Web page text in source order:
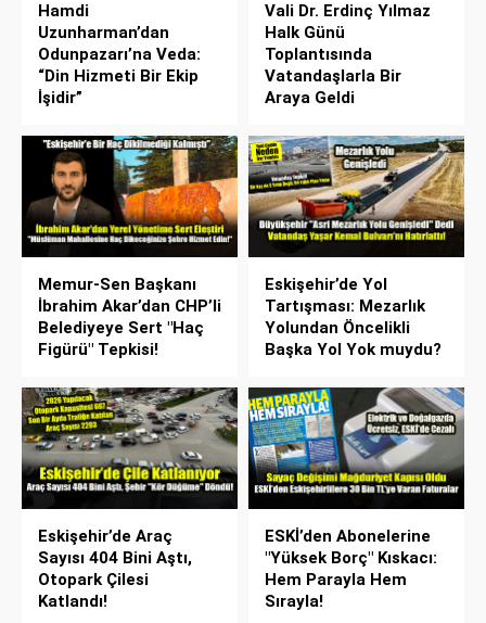
Hamdi
Uzunharman’dan
Odunpazarı’na Veda:
“Din Hizmeti Bir Ekip
İşidir”
Vali Dr. Erdinç Yılmaz
Halk Günü
Toplantısında
Vatandaşlarla Bir
Araya Geldi
Memur-Sen Başkanı
İbrahim Akar’dan CHP’li
Belediyeye Sert "Haç
Figürü" Tepkisi!
Eskişehir’de Yol
Tartışması: Mezarlık
Yolundan Öncelikli
Başka Yol Yok muydu?
Eskişehir’de Araç
Sayısı 404 Bini Aştı,
Otopark Çilesi
Katlandı!
ESKİ’den Abonelerine
"Yüksek Borç" Kıskacı:
Hem Parayla Hem
Sırayla!